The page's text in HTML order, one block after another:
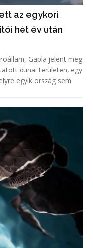
az egykori
hét év után
Gapla jelent meg
dunai területen, egy
egyik ország sem